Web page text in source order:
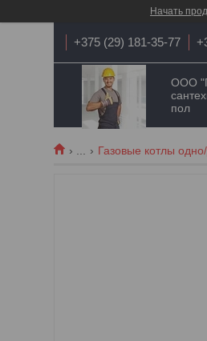
Начать
+375 (29) 181-35-77
ООО
пол
Газовые котлы